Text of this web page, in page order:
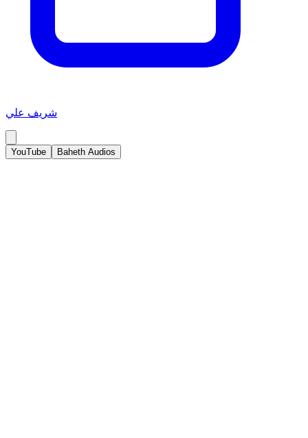
شريف علي
YouTube Baheth Audios